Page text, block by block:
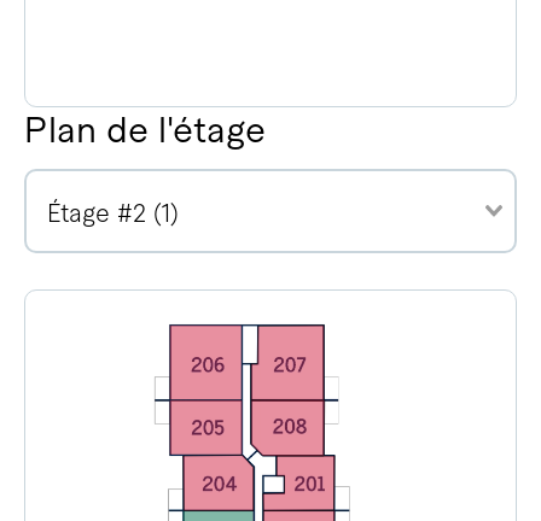
Plan de l'étage
Étage #2 (1)